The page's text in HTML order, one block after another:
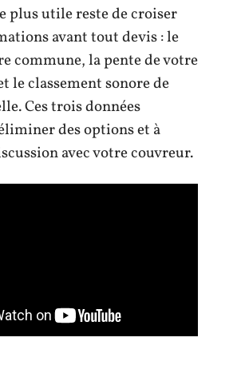
plus utile reste de croiser
avant tout devis : le
commune, la pente de votre
le classement sonore de
Ces trois données
des options et à
avec votre couvreur.